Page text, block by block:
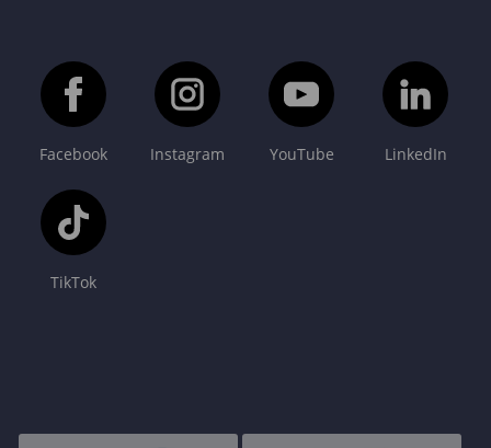
Facebook Instagram YouTube LinkedIn
TikTok